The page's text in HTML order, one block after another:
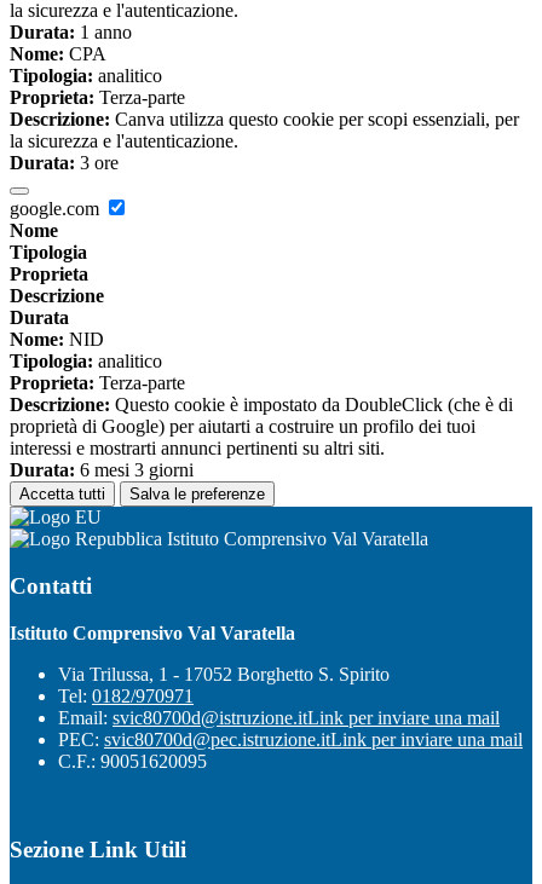
la sicurezza e l'autenticazione.
Durata: 1 anno
Nome: CPA
Tipologia: analitico
Proprieta: Terza-parte
Descrizione: Canva utilizza questo cookie per scopi essenziali, per
la sicurezza e l'autenticazione.
Durata: 3 ore
google.com
Nome
Tipologia
Proprieta
Descrizione
Durata
Nome: NID
Tipologia: analitico
Proprieta: Terza-parte
Descrizione: Questo cookie è impostato da DoubleClick (che è di
proprietà di Google) per aiutarti a costruire un profilo dei tuoi
interessi e mostrarti annunci pertinenti su altri siti.
Durata: 6 mesi 3 giorni
Accetta tutti Salva le preferenze
Istituto Comprensivo Val Varatella
Contatti
Istituto Comprensivo Val Varatella
Via Trilussa, 1 - 17052 Borghetto S. Spirito
Tel: 0182/970971
Email: svic80700d@istruzione.itLink per inviare una mail
PEC: svic80700d@pec.istruzione.itLink per inviare una mail
C.F.: 90051620095
Sezione Link Utili